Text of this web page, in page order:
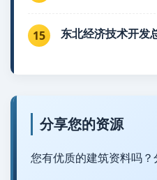
15 东北经济技术开发
分享您的资源
您有优质的建筑资料吗？